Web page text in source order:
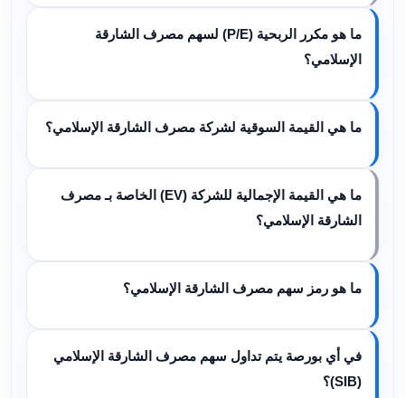
ما هو مكرر الربحية (P/E) لسهم مصرف الشارقة
الإسلامي؟
ما هي القيمة السوقية لشركة مصرف الشارقة الإسلامي؟
ما هي القيمة الإجمالية للشركة (EV) الخاصة بـ مصرف
الشارقة الإسلامي؟
ما هو رمز سهم مصرف الشارقة الإسلامي؟
في أي بورصة يتم تداول سهم مصرف الشارقة الإسلامي
(SIB)؟